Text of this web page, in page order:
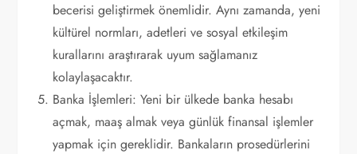
becerisi geliştirmek önemlidir. Aynı zamanda, yeni
kültürel normları, adetleri ve sosyal etkileşim
kurallarını araştırarak uyum sağlamanız
kolaylaşacaktır.
Banka İşlemleri: Yeni bir ülkede banka hesabı
açmak, maaş almak veya günlük finansal işlemler
yapmak için gereklidir. Bankaların prosedürlerini